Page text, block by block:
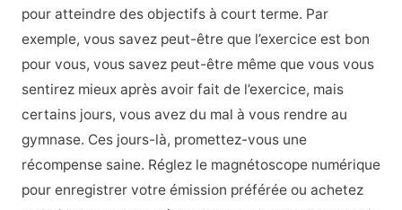
pour atteindre des objectifs à court terme. Par
exemple, vous savez peut-être que l’exercice est bon
pour vous, vous savez peut-être même que vous vous
sentirez mieux après avoir fait de l’exercice, mais
certains jours, vous avez du mal à vous rendre au
gymnase. Ces jours-là, promettez-vous une
récompense saine. Réglez le magnétoscope numérique
pour enregistrer votre émission préférée ou achetez